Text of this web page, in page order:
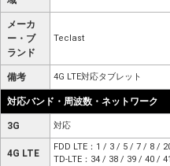
メーカ
ー・ブ
ランド
Teclast
備考 4G LTE対応タブレット
対応バンド・周波数・ネットワーク
3G 対応
4G LTE
FDD LTE：1 / 3 / 5 / 7 / 8 /
TD-LTE：34 / 38 / 39 / 40 / 41